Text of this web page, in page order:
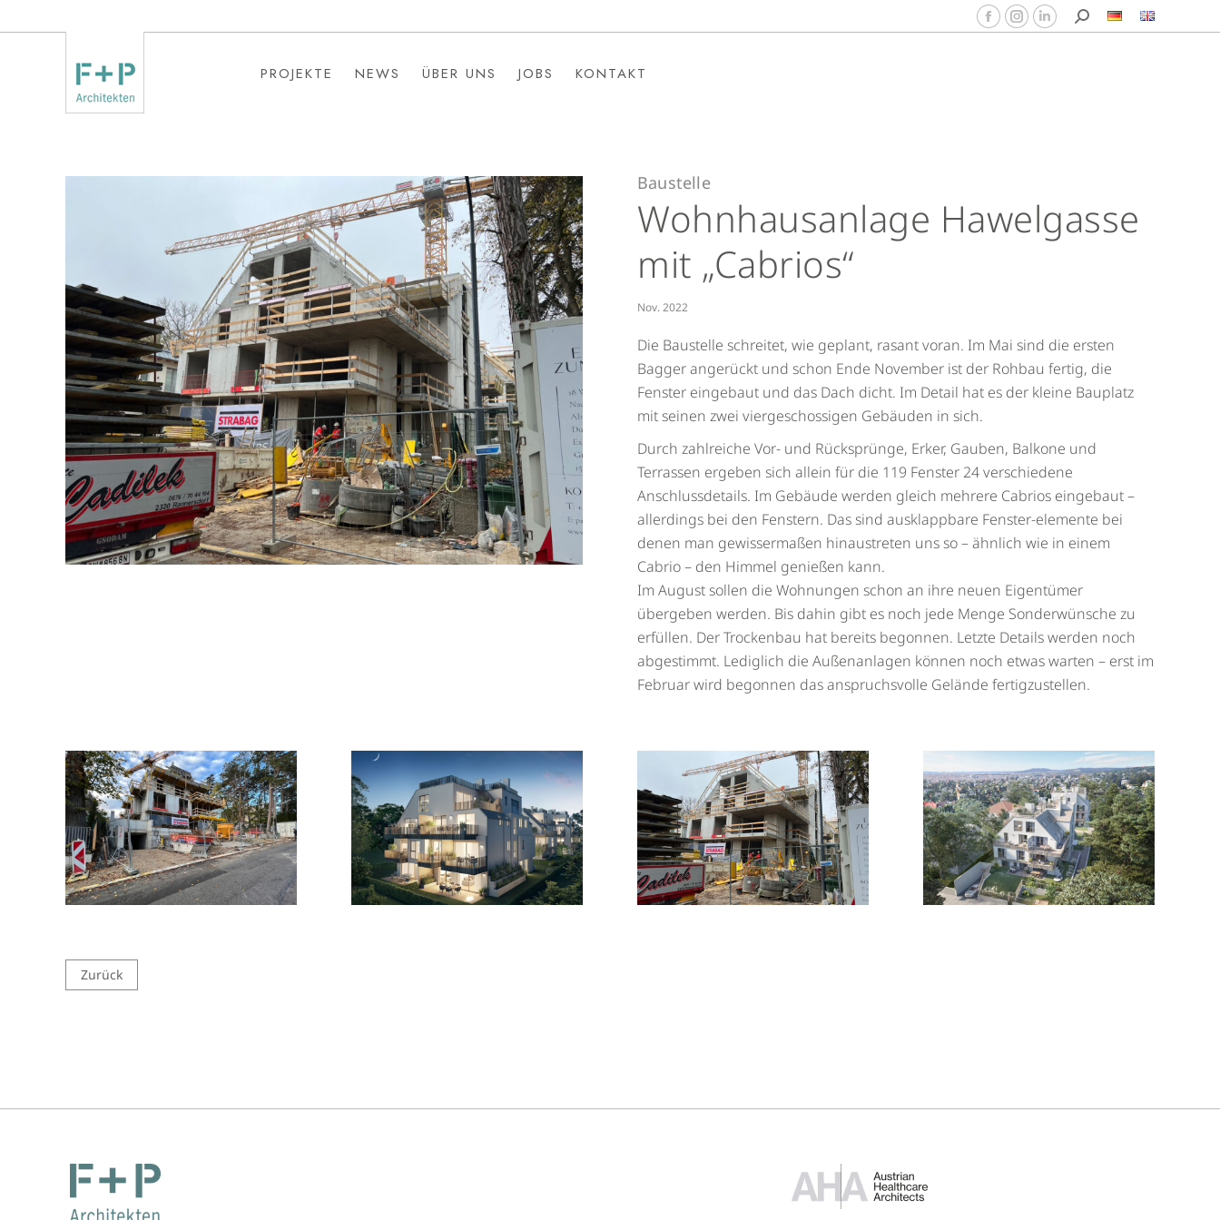
PROJEKTE NEWS ÜBER UNS JOBS KONTAKT
Baustelle
Wohnhausanlage Hawelgasse
mit „Cabrios“
Nov. 2022
Die Baustelle schreitet, wie geplant, rasant voran. Im Mai sind die ersten
Bagger angerückt und schon Ende November ist der Rohbau fertig, die
Fenster eingebaut und das Dach dicht. Im Detail hat es der kleine Bauplatz
mit seinen zwei viergeschossigen Gebäuden in sich.
Durch zahlreiche Vor- und Rücksprünge, Erker, Gauben, Balkone und
Terrassen ergeben sich allein für die 119 Fenster 24 verschiedene
Anschlussdetails. Im Gebäude werden gleich mehrere Cabrios eingebaut –
allerdings bei den Fenstern. Das sind ausklappbare Fenster-elemente bei
denen man gewissermaßen hinaustreten uns so – ähnlich wie in einem
Cabrio – den Himmel genießen kann.
Im August sollen die Wohnungen schon an ihre neuen Eigentümer
übergeben werden. Bis dahin gibt es noch jede Menge Sonderwünsche zu
erfüllen. Der Trockenbau hat bereits begonnen. Letzte Details werden noch
abgestimmt. Lediglich die Außenanlagen können noch etwas warten – erst im
Februar wird begonnen das anspruchsvolle Gelände fertigzustellen.
Zurück